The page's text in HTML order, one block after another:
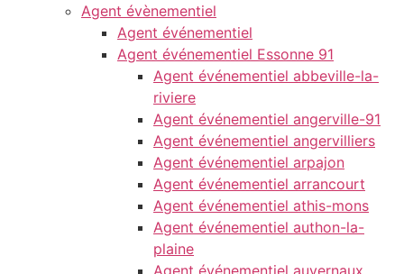
Agent évènementiel
Agent événementiel
Agent événementiel Essonne 91
Agent événementiel abbeville-la-
riviere
Agent événementiel angerville-91
Agent événementiel angervilliers
Agent événementiel arpajon
Agent événementiel arrancourt
Agent événementiel athis-mons
Agent événementiel authon-la-
plaine